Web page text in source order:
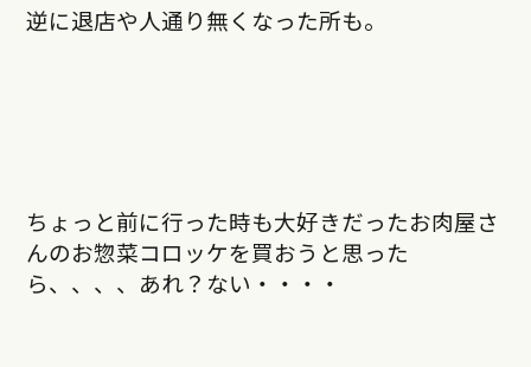
逆に退店や人通り無くなった所も。
ちょっと前に行った時も大好きだったお肉屋さ
んのお惣菜コロッケを買おうと思った
ら、、、、あれ？ない・・・・